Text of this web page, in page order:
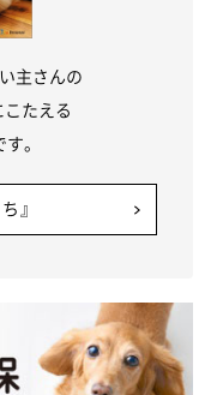
主さんの
こたえる
。
』